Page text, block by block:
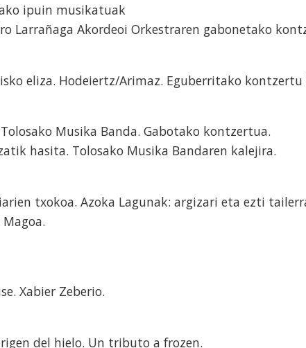
ipuin musikatuak
Larrañaga Akordeoi Orkestraren gabonetako
eliza. Hodeiertz/Arimaz. Eguberritako kontzertu
Musika Banda. Gabotako kontzertua.
hasita. Tolosako Musika Bandaren kalejira.
txokoa. Azoka Lagunak: argizari eta ezti
Xabier Zeberio.
del hielo. Un tributo a frozen.